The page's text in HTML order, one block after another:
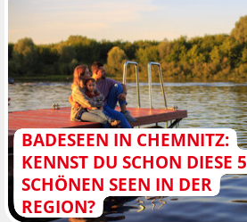
BADESEEN IN CHEMNITZ:
KENNST DU SCHON DIESE 5
SCHÖNEN SEEN IN DER
REGION?